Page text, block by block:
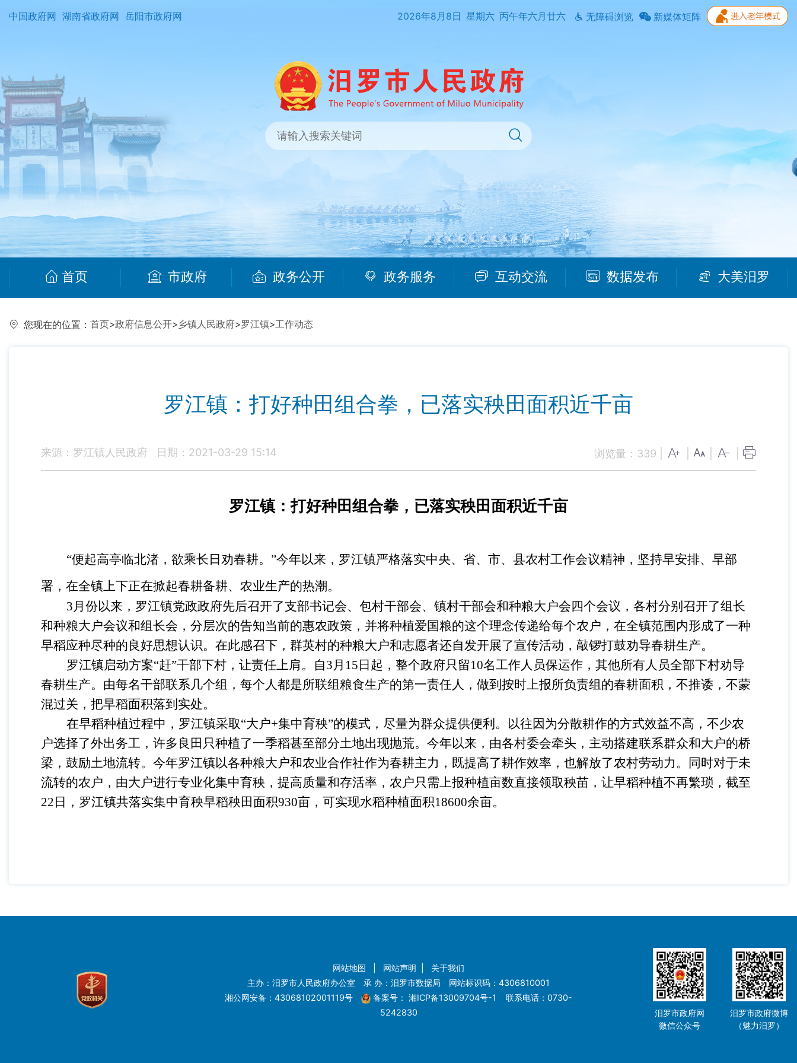
中国政府网 湖南省政府网 岳阳市政府网 2026年8月8日 星期六 丙午年六月廿六 无障碍浏览 新媒体矩阵
首页 市政府 政务公开 政务服务 互动交流 数据发布 大美汨罗
您现在的位置： 首页>政府信息公开>乡镇人民政府>罗江镇>工作动态
罗江镇：打好种田组合拳，已落实秧田面积近千亩
来源：罗江镇人民政府 日期：2021-03-29 15:14 浏览量： 339
罗江镇：打好种田组合拳，已落实秧田面积近千亩
“便起高亭临北渚，欲乘长日劝春耕。 ”今年以来，罗江镇严格落实中央、省、市、县农村工作会议精神，坚持早安排、早部
署，在全镇上下正在掀起春耕备耕、农业生产的热潮。
3月份以来，罗江镇党政政府先后召开了支部书记会、包村干部会、镇村干部会和种粮大户会四个会议，各村分别召开了组长
和种粮大户会议和组长会，分层次的告知当前的惠农政策，并将种植爱国粮的这个理念传递给每个农户，在全镇范围内形成了一种
早稻应种尽种的良好思想认识。在此感召下，群英村的种粮大户和志愿者还自发开展了宣传活动，敲锣打鼓劝导春耕生产。
罗江镇启动方案“赶”干部下村，让责任上肩。自3月15日起，整个政府只留10名工作人员保运作，其他所有人员全部下村劝导
春耕生产。由每名干部联系几个组，每个人都是所联组粮食生产的第一责任人，做到按时上报所负责组的春耕面积，不推诿，不蒙
混过关，把早稻面积落到实处。
在早稻种植过程中，罗江镇采取“大户+集中育秧”的模式，尽量为群众提供便利。以往因为分散耕作的方式效益不高，不少农
户选择了外出务工，许多良田只种植了一季稻甚至部分土地出现抛荒。今年以来，由各村委会牵头，主动搭建联系群众和大户的桥
梁，鼓励土地流转。今年罗江镇以各种粮大户和农业合作社作为春耕主力，既提高了耕作效率，也解放了农村劳动力。同时对于未
流转的农户，由大户进行专业化集中育秧，提高质量和存活率，农户只需上报种植亩数直接领取秧苗，让早稻种植不再繁琐，截至
22日，罗江镇共落实集中育秧早稻秧田面积930亩，可实现水稻种植面积18600余亩。
网站地图 网站声明
关于我们
主办：汨罗市人民政府办公室 承 办：汨罗市数据局 网站标识码：4306810001
湘公网安备：43068102001119号
备案号： 湘ICP备13009704号-1
联系电话：0730-
5242830
汨罗市政府网
微信公众号
汨罗市政府微博
（魅力汨罗）